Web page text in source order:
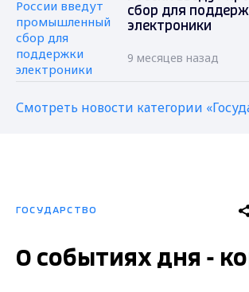
сбор для
электроники
9 месяцев назад
Смотреть новости категории
ГОСУДАРСТВО
О событиях дня -